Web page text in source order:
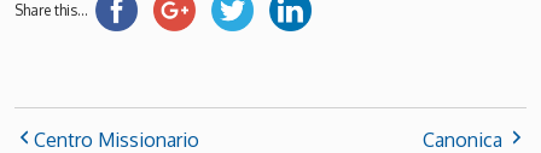
Share this...
Centro Missionario Canonica